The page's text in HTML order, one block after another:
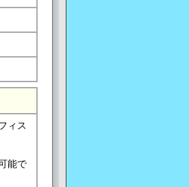
ィス
能で